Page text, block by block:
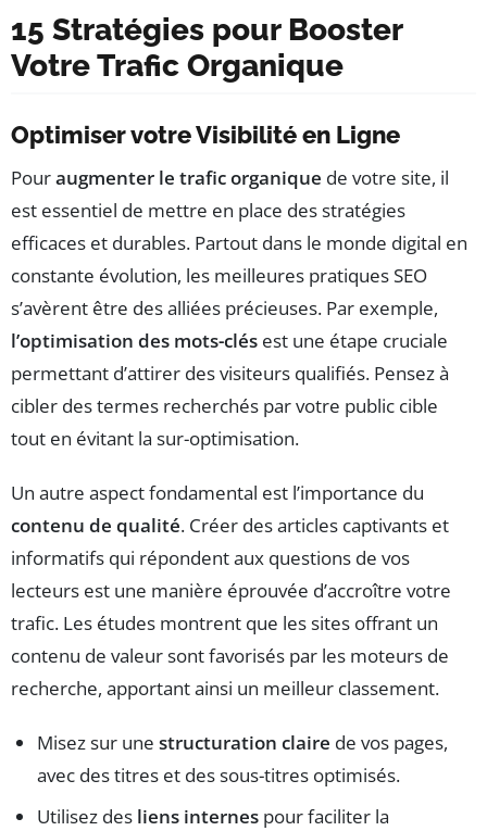
15 Stratégies pour Booster
Votre Trafic Organique
Optimiser votre Visibilité en Ligne
Pouraugmenter le trafic organique de votre site, il
est essentiel de mettre en place des stratégies
efficaces et durables. Partout dans le monde digital en
constante évolution, les meilleures pratiques SEO
s’avèrent être des alliées précieuses. Par exemple,
l’optimisation des mots-clés est une étape cruciale
permettant d’attirer des visiteurs qualifiés. Pensez à
cibler des termes recherchés par votre public cible
tout en évitant la sur-optimisation.
Un autre aspect fondamental est l’importance du
contenu de qualité. Créer des articles captivants et
informatifs qui répondent aux questions de vos
lecteurs est une manière éprouvée d’accroître votre
trafic. Les études montrent que les sites offrant un
contenu de valeur sont favorisés par les moteurs de
recherche, apportant ainsi un meilleur classement.
Misez sur une structuration claire de vos pages,
avec des titres et des sous-titres optimisés.
Utilisez des liens internes pour faciliter la